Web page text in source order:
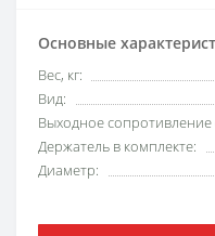
Основные
Вес, кг:
Вид:
Выходное
Держатель в комплекте:
Диаметр: